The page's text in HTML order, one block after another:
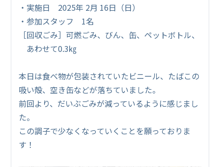
・実施日 2025年 2月 16日（日）
・参加スタッフ 1名
［回収ごみ］可燃ごみ、びん、缶、ペットボトル、
あわせて0.3㎏
本日は食べ物が包装されていたビニール、たばこの
吸い殻、空き缶などが落ちていました。
前回より、だいぶごみが減っているように感じまし
た。
この調子で少なくなっていくことを願っておりま
す！